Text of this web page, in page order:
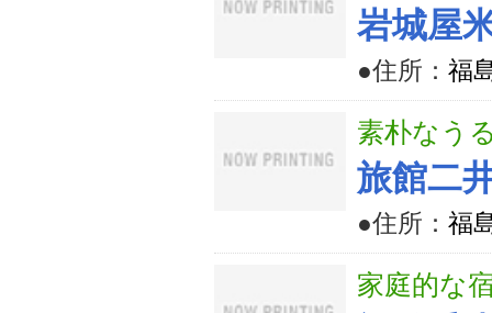
岩城屋
●住所： 福
素朴なう
旅館二
●住所： 福
家庭的な